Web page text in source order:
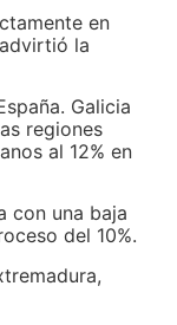
en
la
Galicia
regiones
al 12% en
con una baja
del 10%.